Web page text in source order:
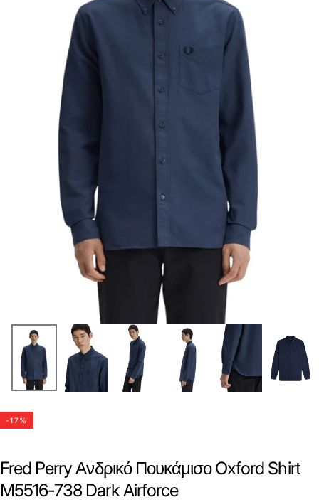
-17%
Fred Perry Ανδρικό Πουκάμισο Oxford Shirt
M5516-738 Dark Airforce